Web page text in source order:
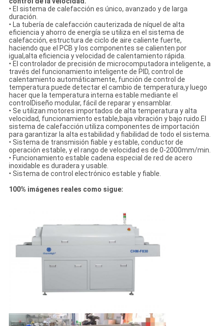
• El sistema de calefacción es único, avanzado y de larga
duración.
• La tubería de calefacción cauterizada de níquel de alta
eficiencia y ahorro de energía se utiliza en el sistema de
calefacción, estructura de ciclo de aire caliente fuerte,
haciendo que el PCB y los componentes se calienten por
igual,alta eficiencia y velocidad de calentamiento rápida.
• El controlador de precisión de microcomputadora inteligente, a
través del funcionamiento inteligente de PID, control de
calentamiento automáticamente, función de control de
temperatura puede detectar el cambio de temperatura,y luego
hacer que la temperatura interna estable mediante el
controlDiseño modular, fácil de reparar y ensamblar.
• Se utilizan motores importados de alta temperatura y alta
velocidad, funcionamiento estable,baja vibración y bajo ruido.El
sistema de calefacción utiliza componentes de importación
para garantizar la alta estabilidad y fiabilidad de todo el sistema.
• Sistema de transmisión fiable y estable, conductor de
operación estable, y el rango de velocidad es de 0-2000mm/min.
• Funcionamiento estable cadena especial de red de acero
inoxidable es duradera y usable.
• Sistema de control electrónico estable y fiable.
100% imágenes reales como sigue: